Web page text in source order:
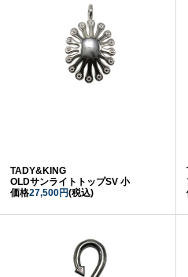
TADY&KING
OLDサンライトトップSV 小
価格27,500円(税込)